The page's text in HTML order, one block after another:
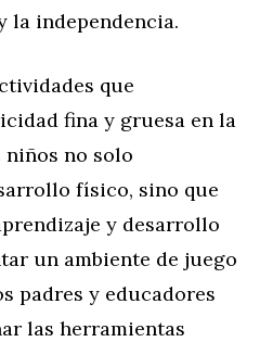
la independencia.
que
fina y gruesa en la
no solo
físico, sino que
y desarrollo
un ambiente de juego
padres y educadores
las herramientas